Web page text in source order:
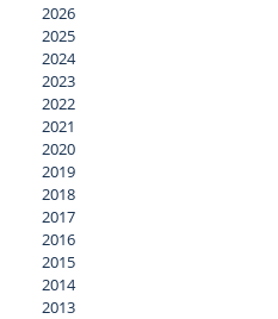
2026
2025
2024
2023
2022
2021
2020
2019
2018
2017
2016
2015
2014
2013